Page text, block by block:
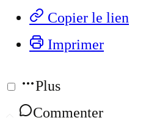
Copier le lien
Imprimer
Plus
Commenter